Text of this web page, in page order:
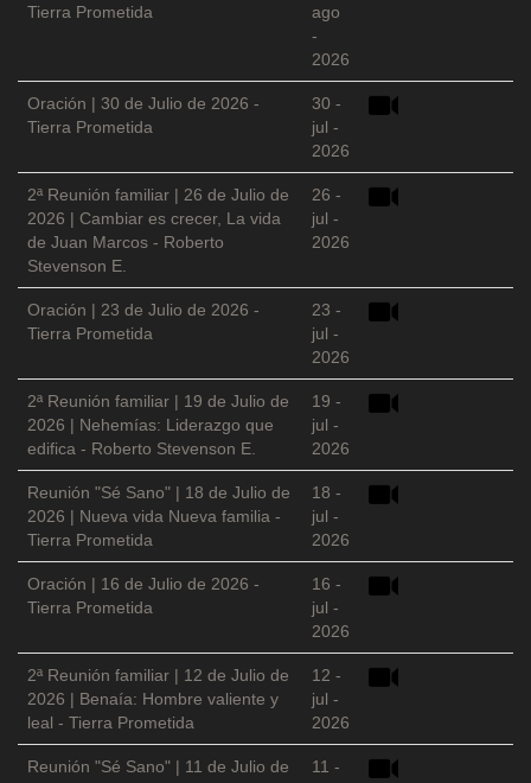
Tierra Prometida
ago
-
2026
Oración | 30 de Julio de 2026 -
Tierra Prometida
30 -
jul -
2026
2ª Reunión familiar | 26 de Julio de
2026 | Cambiar es crecer, La vida
de Juan Marcos - Roberto
Stevenson E.
26 -
jul -
2026
Oración | 23 de Julio de 2026 -
Tierra Prometida
23 -
jul -
2026
2ª Reunión familiar | 19 de Julio de
2026 | Nehemías: Liderazgo que
edifica - Roberto Stevenson E.
19 -
jul -
2026
Reunión "Sé Sano" | 18 de Julio de
2026 | Nueva vida Nueva familia -
Tierra Prometida
18 -
jul -
2026
Oración | 16 de Julio de 2026 -
Tierra Prometida
16 -
jul -
2026
2ª Reunión familiar | 12 de Julio de
2026 | Benaía: Hombre valiente y
leal - Tierra Prometida
12 -
jul -
2026
Reunión "Sé Sano" | 11 de Julio de
11 -